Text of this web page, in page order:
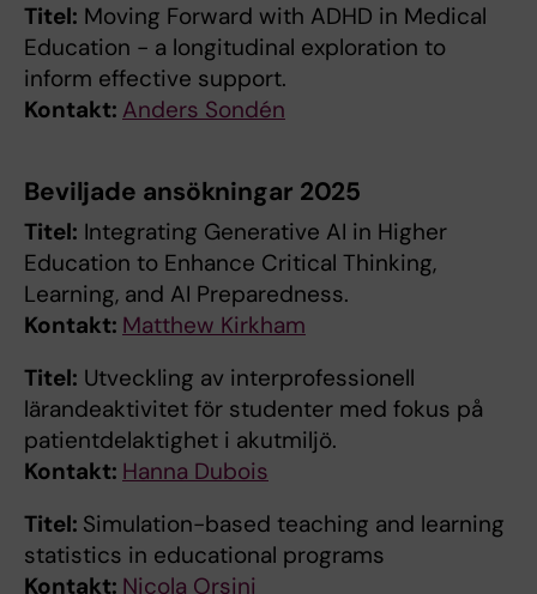
Titel: Moving Forward with ADHD in Medical
Education - a longitudinal exploration to
inform effective support.
Kontakt: Anders Sondén
Beviljade ansökningar 2025
Titel: Integrating Generative AI in Higher
Education to Enhance Critical Thinking,
Learning, and AI Preparedness.
Kontakt: Matthew Kirkham
Titel: Utveckling av interprofessionell
lärandeaktivitet för studenter med fokus på
patientdelaktighet i akutmiljö.
Kontakt: Hanna Dubois
Titel: Simulation-based teaching and learning
statistics in educational programs
Kontakt: Nicola Orsini